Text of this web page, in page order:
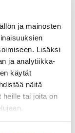
ja mainosten
Lisäksi
ja analytiikka-
käytät
näitä
heille tai joita on